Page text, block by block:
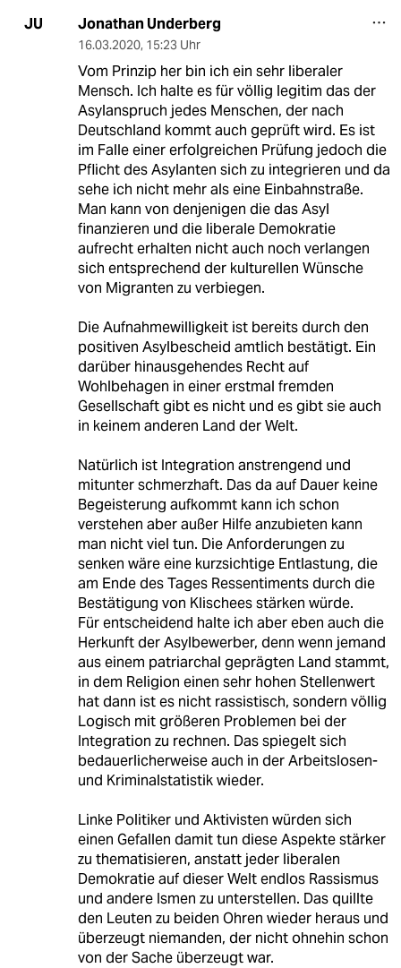
JU Jonathan Underberg
16.03.2020, 15:23 Uhr
Vom Prinzip her bin ich ein sehr liberaler
Mensch. Ich halte es für völlig legitim das der
Asylanspruch jedes Menschen, der nach
Deutschland kommt auch geprüft wird. Es ist
im Falle einer erfolgreichen Prüfung jedoch die
Pflicht des Asylanten sich zu integrieren und da
sehe ich nicht mehr als eine Einbahnstraße.
Man kann von denjenigen die das Asyl
finanzieren und die liberale Demokratie
aufrecht erhalten nicht auch noch verlangen
sich entsprechend der kulturellen Wünsche
von Migranten zu verbiegen.
Die Aufnahmewilligkeit ist bereits durch den
positiven Asylbescheid amtlich bestätigt. Ein
darüber hinausgehendes Recht auf
Wohlbehagen in einer erstmal fremden
Gesellschaft gibt es nicht und es gibt sie auch
in keinem anderen Land der Welt.
Natürlich ist Integration anstrengend und
mitunter schmerzhaft. Das da auf Dauer keine
Begeisterung aufkommt kann ich schon
verstehen aber außer Hilfe anzubieten kann
man nicht viel tun. Die Anforderungen zu
senken wäre eine kurzsichtige Entlastung, die
am Ende des Tages Ressentiments durch die
Bestätigung von Klischees stärken würde.
Für entscheidend halte ich aber eben auch die
Herkunft der Asylbewerber, denn wenn jemand
aus einem patriarchal geprägten Land stammt,
in dem Religion einen sehr hohen Stellenwert
hat dann ist es nicht rassistisch, sondern völlig
Logisch mit größeren Problemen bei der
Integration zu rechnen. Das spiegelt sich
bedauerlicherweise auch in der Arbeitslosen-
und Kriminalstatistik wieder.
Linke Politiker und Aktivisten würden sich
einen Gefallen damit tun diese Aspekte stärker
zu thematisieren, anstatt jeder liberalen
Demokratie auf dieser Welt endlos Rassismus
und andere Ismen zu unterstellen. Das quillte
den Leuten zu beiden Ohren wieder heraus und
überzeugt niemanden, der nicht ohnehin schon
von der Sache überzeugt war.